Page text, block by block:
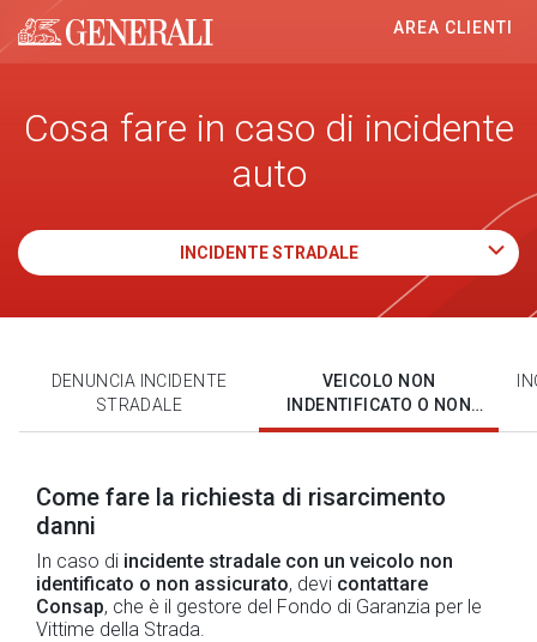
Generali logo
AREA CLIENTI
Cosa fare in caso di incidente
auto
INCIDENTE STRADALE
DENUNCIA INCIDENTE
STRADALE
VEICOLO NON
INDENTIFICATO O NON
ASSICURATO
Come fare la richiesta di risarcimento
danni
In caso di incidente stradale con un veicolo non
identificato o non assicurato, devi contattare
Consap, che è il gestore del Fondo di Garanzia per le
Vittime della Strada.